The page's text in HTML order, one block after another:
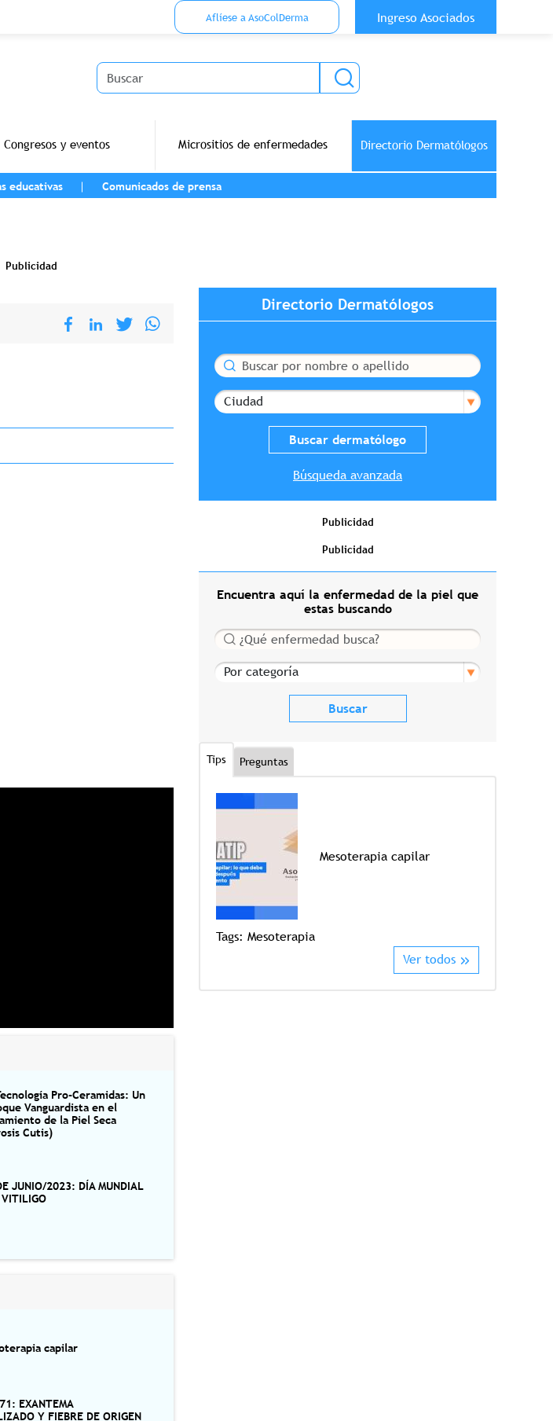
Menu Top Anónimo
Aflíese a AsoColDerma
Ingreso Asociados
Buscar
Congresos y eventos Micrositios de enfermedades Directorio Dermatólogos
educativas Comunicados de prensa
Publicidad
Pro-Ceramidas: Un
Vanguardista en el
de la Piel Seca
Cutis)
JUNIO/2023: DÍA MUNDIAL
VITILIGO
capilar
EXANTEMA
Y FIEBRE DE ORIGEN
Directorio Dermatólogos
Buscar
Ciudad
Búsqueda avanzada
Publicidad
Publicidad
Encuentra aquí la enfermedad de la piel que
estas buscando
Buscar
Por categoría
Tips Preguntas
Mesoterapia capilar
Tags: Mesoterapia
Ver todos